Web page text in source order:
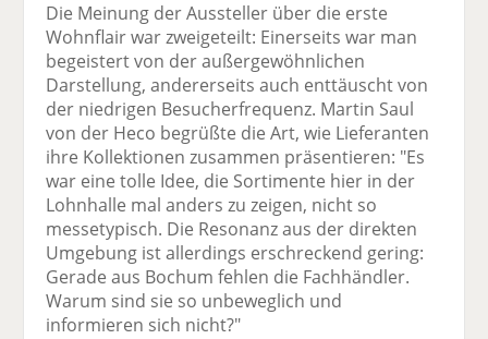
Die Meinung der Aussteller über die erste
Wohnflair war zweigeteilt: Einerseits war man
begeistert von der außergewöhnlichen
Darstellung, andererseits auch enttäuscht von
der niedrigen Besucherfrequenz. Martin Saul
von der Heco begrüßte die Art, wie Lieferanten
ihre Kollektionen zusammen präsentieren: "Es
war eine tolle Idee, die Sortimente hier in der
Lohnhalle mal anders zu zeigen, nicht so
messetypisch. Die Resonanz aus der direkten
Umgebung ist allerdings erschreckend gering:
Gerade aus Bochum fehlen die Fachhändler.
Warum sind sie so unbeweglich und
informieren sich nicht?"